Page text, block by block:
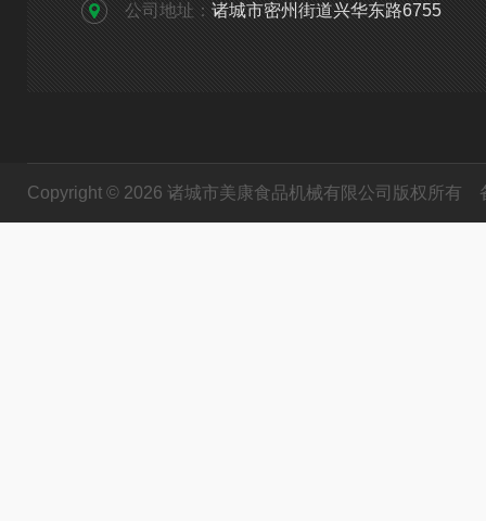
公司地址： 诸城市密州街道兴华东路6755
Copyright © 2026 诸城市美康食品机械有限公司版权所有